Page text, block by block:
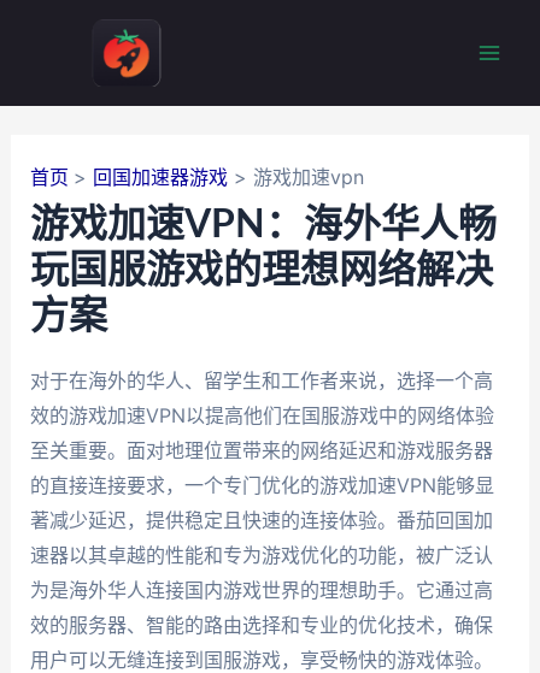
首页 回国加速器游戏 游戏加速vpn
游戏加速VPN：海外华人畅
玩国服游戏的理想网络解决
方案
对于在海外的华人、留学生和工作者来说，选择一个高
效的游戏加速VPN以提高他们在国服游戏中的网络体验
至关重要。面对地理位置带来的网络延迟和游戏服务器
的直接连接要求，一个专门优化的游戏加速VPN能够显
著减少延迟，提供稳定且快速的连接体验。番茄回国加
速器以其卓越的性能和专为游戏优化的功能，被广泛认
为是海外华人连接国内游戏世界的理想助手。它通过高
效的服务器、智能的路由选择和专业的优化技术，确保
用户可以无缝连接到国服游戏，享受畅快的游戏体验。